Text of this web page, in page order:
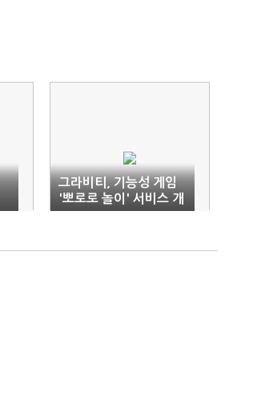
그라비티, 기능성 게임
'뽀로로 놀이' 서비스 개
편